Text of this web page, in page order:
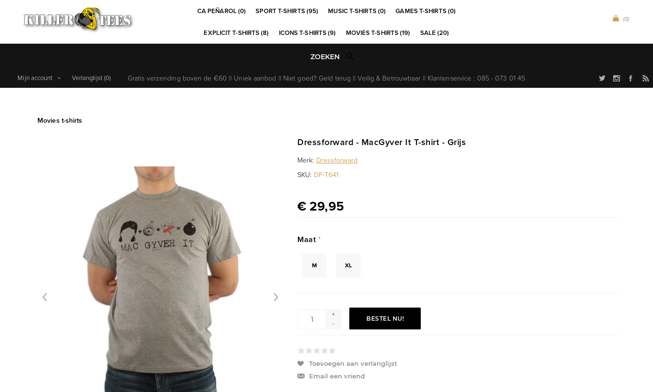
(0)
CA PEÑAROL (0) SPORT T-SHIRTS (95) MUSIC T-SHIRTS (0) GAMES T-SHIRTS (0)
EXPLICIT T-SHIRTS (8) ICONS T-SHIRTS (9) MOVIES T-SHIRTS (19) SALE (20)
Gratis verzending boven de €60 || Uniek aanbod || Niet goed? Geld terug || Veilig & Betrouwbaar || Klantenservice : 085 - 073 01 45
Mijn account Verlanglijst(0)
Movies t-shirts
Dressforward - MacGyver It T-shirt - Grijs
Merk: Dressforward
SKU: DF-T641
€ 29,95
Maat *
M XL
+
-
BESTEL NU!
Toevoegen aan verlanglijst
Email een vriend